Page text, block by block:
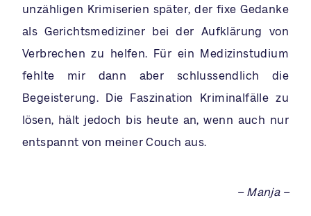
unzähligen Krimiserien später, der fixe Gedanke
als Gerichtsmediziner bei der Aufklärung von
Verbrechen zu helfen. Für ein Medizinstudium
fehlte mir dann aber schlussendlich die
Begeisterung. Die Faszination Kriminalfälle zu
lösen, hält jedoch bis heute an, wenn auch nur
entspannt von meiner Couch aus.
– Manja –